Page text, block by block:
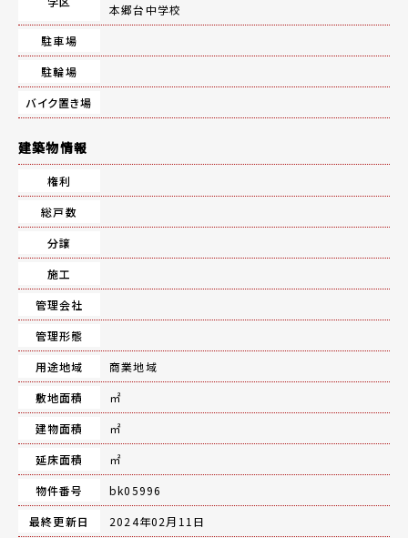
本郷台中学校
駐車場
駐輪場
バイク置き場
建築物情報
権利
総戸数
分譲
施工
管理会社
管理形態
用途地域
商業地域
敷地面積
㎡
建物面積
㎡
延床面積
㎡
物件番号
bk05996
最終更新日
2024年02月11日